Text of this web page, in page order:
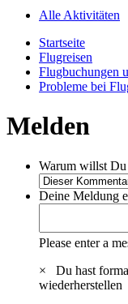
Alle Aktivitäten
Startseite
Flugreisen
Flugbuchungen
Probleme bei
Melden
Warum willst Du
Deine Meldung
Please enter a
×
Du hast
wiederherstellen